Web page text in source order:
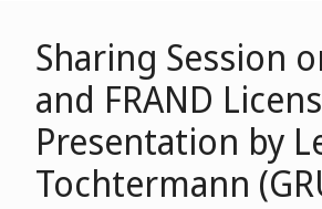
Sharing Session
and FRAND
Presentation by
Tochtermann